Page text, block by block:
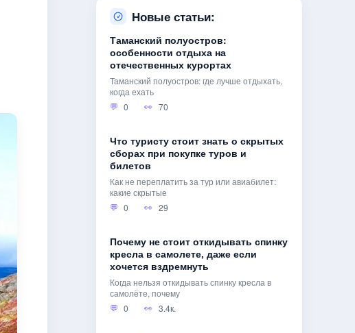
Новые статьи:
Таманский полуостров:
особенности отдыха на
отечественных курортах
Таманский полуостров: где лучше отдыхать,
когда ехать
0
70
Что туристу стоит знать о скрытых
сборах при покупке туров и
билетов
Как не переплатить за тур или авиабилет:
какие скрытые
0
29
Почему не стоит откидывать спинку
кресла в самолете, даже если
хочется вздремнуть
Когда нельзя откидывать спинку кресла в
самолёте, почему
0
3.4к.